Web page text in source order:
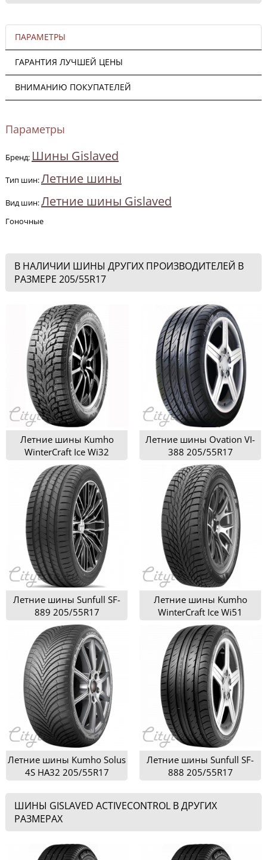
ПАРАМЕТРЫ
ГАРАНТИЯ ЛУЧШЕЙ ЦЕНЫ
ВНИМАНИЮ ПОКУПАТЕЛЕЙ
Параметры
Бренд: Шины Gislaved
Тип шин:Летние шины
Вид шин:Летние шины Gislaved
Гоночные
В НАЛИЧИИ ШИНЫ ДРУГИХ ПРОИЗВОДИТЕЛЕЙ В
РАЗМЕРЕ 205/55R17
Летние шины Kumho
WinterCraft Ice Wi32
205/55R17
Летние шины Ovation VI-
388 205/55R17
Летние шины Sunfull SF-
889 205/55R17
Летние шины Kumho
WinterCraft Ice Wi51
205/55R17
Летние шины Kumho Solus
4S HA32 205/55R17
Летние шины Sunfull SF-
888 205/55R17
ШИНЫ GISLAVED ACTIVECONTROL В ДРУГИХ
РАЗМЕРАХ